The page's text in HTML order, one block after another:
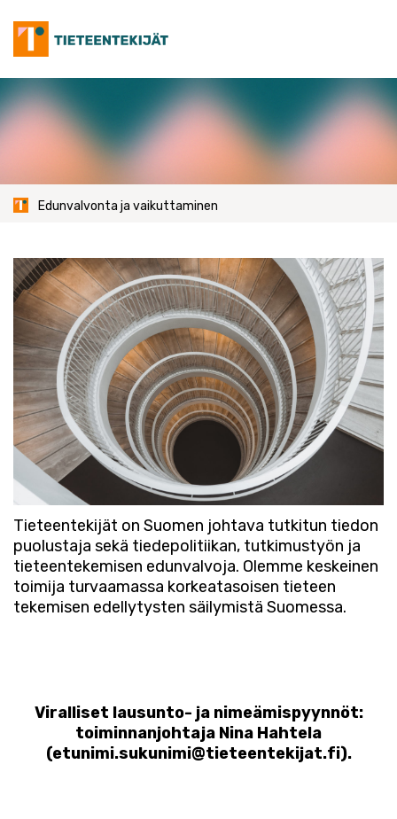
content
Edunvalvonta ja vaikuttaminen
Tieteentekijät on Suomen johtava tutkitun tiedon
puolustaja sekä tiedepolitiikan, tutkimustyön ja
tieteentekemisen edunvalvoja. Olemme keskeinen
toimija turvaamassa korkeatasoisen tieteen
tekemisen edellytysten säilymistä Suomessa.
Viralliset lausunto- ja nimeämispyynnöt:
toiminnanjohtaja Nina Hahtela
(etunimi.sukunimi@tieteentekijat.fi).